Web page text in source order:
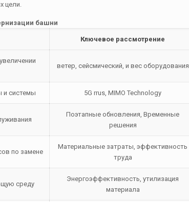
цели.
башни
Ключевое рассмотрение
ветер, сейсмический, и вес оборудования
и системы 5G rrus, MIMO Technology
Поэтапные обновления, Временные
решения
по замене
Материальные затраты, эффективность
труда
среду
Энергоэффективность, утилизация
материала